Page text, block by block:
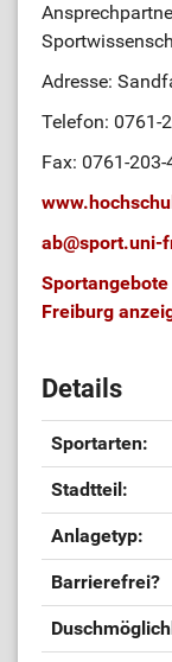
Adresse:
Telefon: 0761-
Fax: 0761-
ab@sport.uni-
Freiburg
Details
Sportarten:
Stadtteil:
Anlagetyp:
Barrierefrei?